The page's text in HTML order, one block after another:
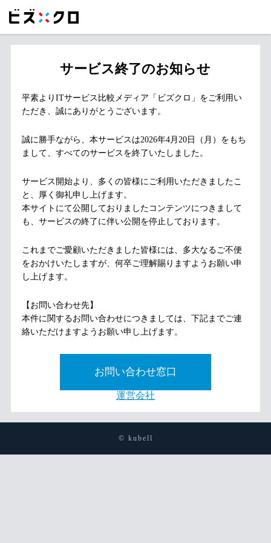
サービス終了のお知らせ
平素よりITサービス比較メディア「ビズクロ」をご利用い
ただき、誠にありがとうございます。
誠に勝手ながら、本サービスは2026年4月20日（月）をもち
まして、すべてのサービスを終了いたしました。
サービス開始より、多くの皆様にご利用いただきましたこ
と、厚く御礼申し上げます。
本サイトにて公開しておりましたコンテンツにつきまして
も、サービスの終了に伴い公開を停止しております。
これまでご愛顧いただきました皆様には、多大なるご不便
をおかけいたしますが、何卒ご理解賜りますようお願い申
し上げます。
【お問い合わせ先】
本件に関するお問い合わせにつきましては、下記までご連
絡いただけますようお願い申し上げます。
お問い合わせ窓口
運営会社
© kubell